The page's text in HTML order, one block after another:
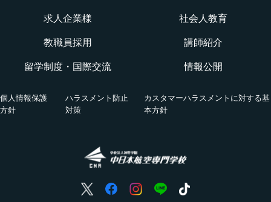
エアポートサービス科
グランドハンドリングコース
国際グランドハンドリング科
航空教室
オンライン相談会
授業を動画チェック
活躍する卒業生
求人企業様 社会人教育
教職員採用 講師紹介
留学制度・国際交流 情報公開
個人情報保護
方針
ハラスメント防止
対策
カスタマーハラスメントに対する基
本方針